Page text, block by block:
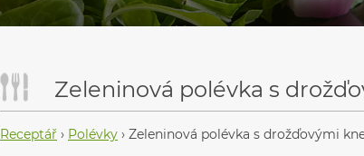
Zeleninová polévka s
Receptář › Polévky › Zeleninová polévka s drožďovými